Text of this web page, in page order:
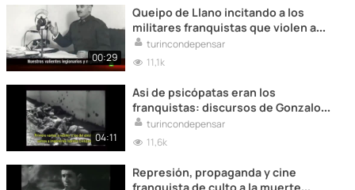
00:29
Queipo de Llano incitando a los
militares franquistas que violen a
mujeres
turincondepensar
11,1k
04:11
Asi de psicópatas eran los
franquistas: discursos de Gonzalo
Queipo de Llano y Juan Yague
turincondepensar
11,6k
Represión, propaganda y cine